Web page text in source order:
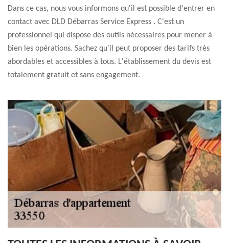
Dans ce cas, nous vous informons qu'il est possible d'entrer en
contact avec DLD Débarras Service Express . C'est un
professionnel qui dispose des outils nécessaires pour mener à
bien les opérations. Sachez qu'il peut proposer des tarifs très
abordables et accessibles à tous. L'établissement du devis est
totalement gratuit et sans engagement.